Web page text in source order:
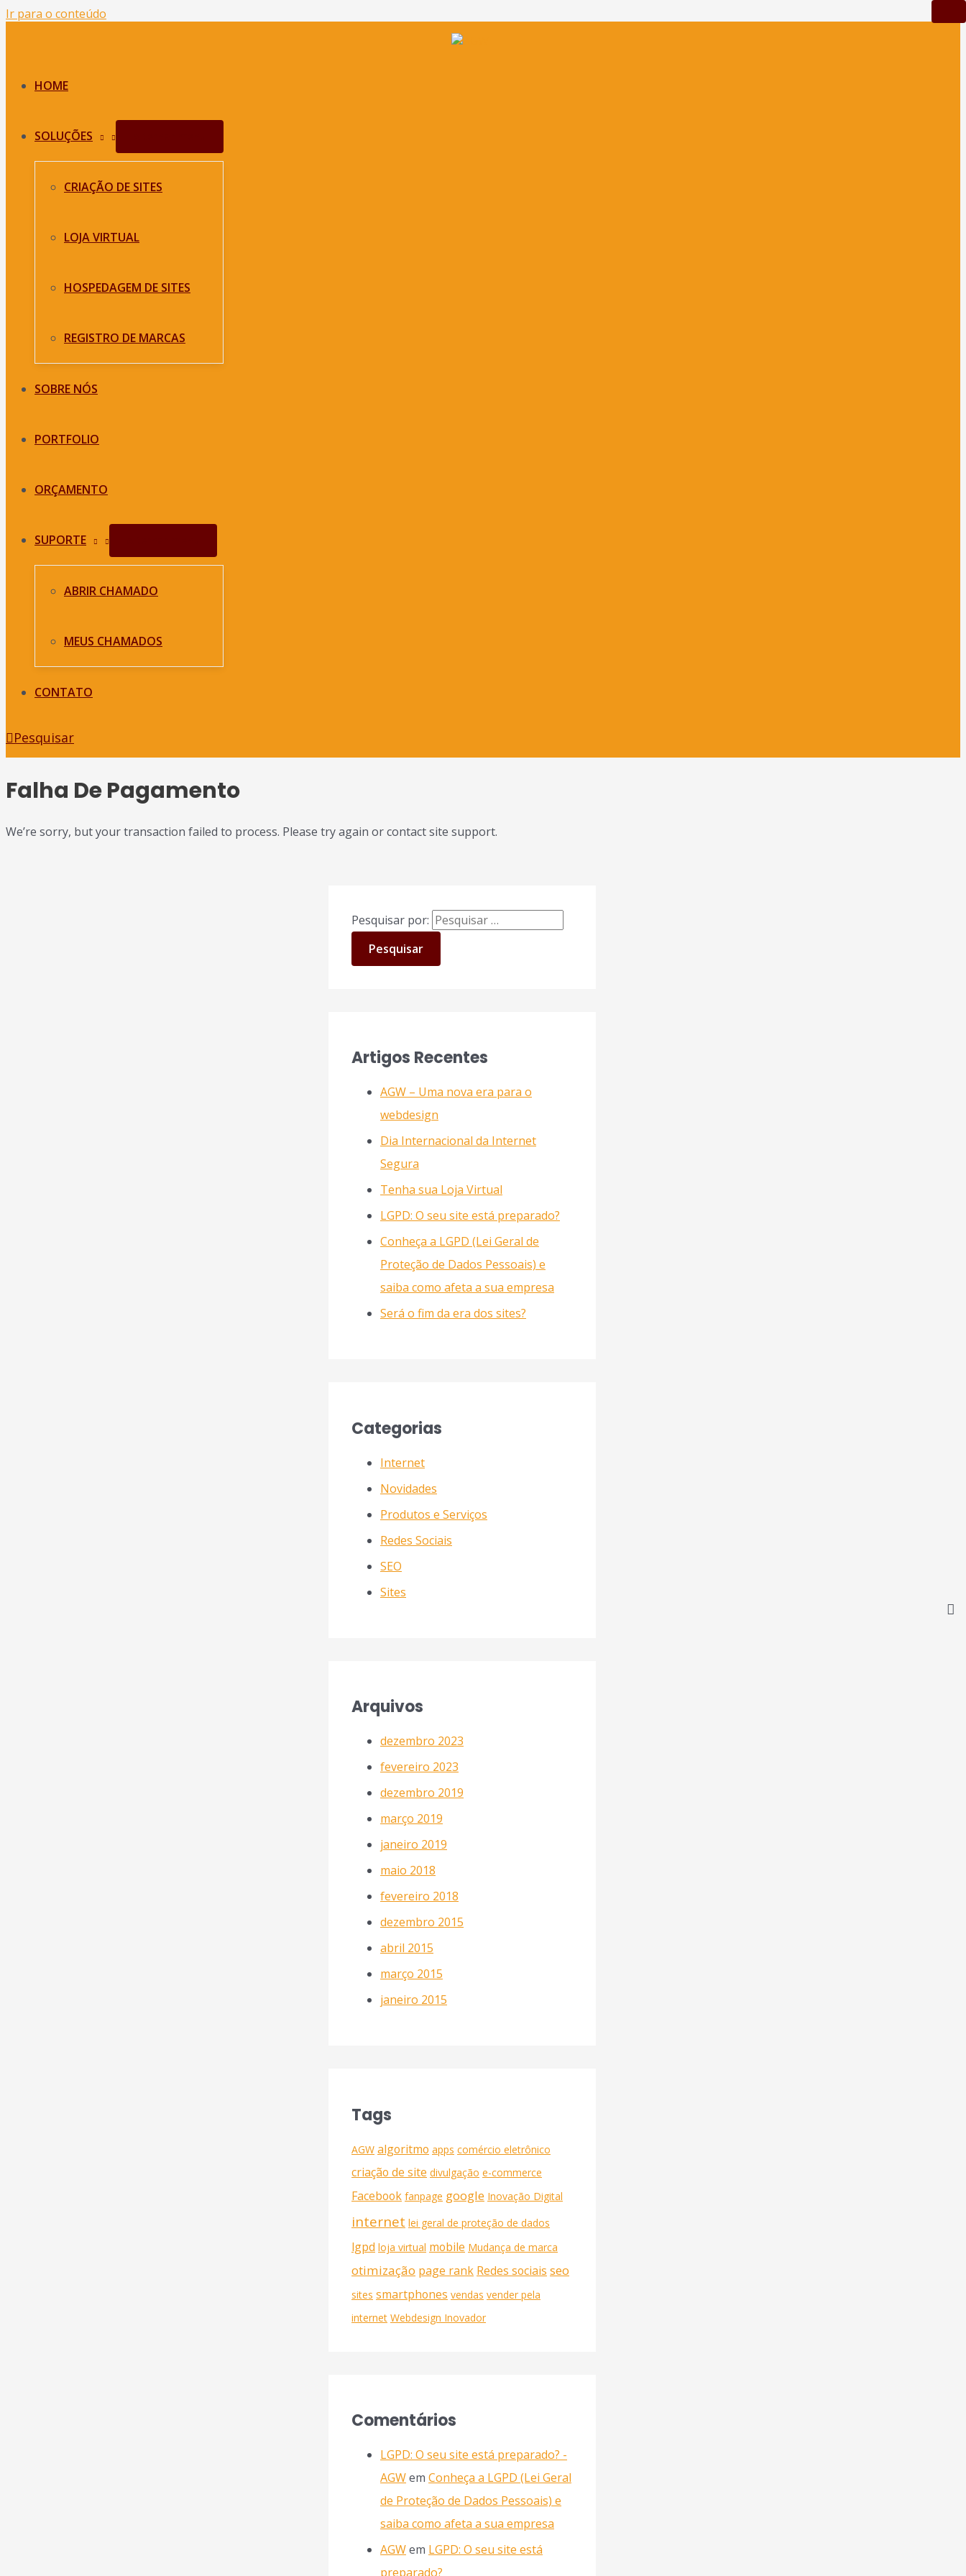
Ir para o conteúdo
HOME
SOLUÇÕES
CRIAÇÃO DE SITES
LOJA VIRTUAL
HOSPEDAGEM DE SITES
REGISTRO DE MARCAS
SOBRE NÓS
PORTFOLIO
ORÇAMENTO
SUPORTE
ABRIR CHAMADO
MEUS CHAMADOS
CONTATO
Pesquisar
Falha De Pagamento
We’re sorry, but your transaction failed to process. Please try again or contact site support.
Pesquisar por:
Artigos Recentes
AGW – Uma nova era para o
webdesign
Dia Internacional da Internet
Segura
Tenha sua Loja Virtual
LGPD: O seu site está preparado?
Conheça a LGPD (Lei Geral de
Proteção de Dados Pessoais) e
saiba como afeta a sua empresa
Será o fim da era dos sites?
Categorias
Internet
Novidades
Produtos e Serviços
Redes Sociais
SEO
Sites
Arquivos
dezembro 2023
fevereiro 2023
dezembro 2019
março 2019
janeiro 2019
maio 2018
fevereiro 2018
dezembro 2015
abril 2015
março 2015
janeiro 2015
Tags
AGW algoritmo apps comércio eletrônico
criação de site divulgação e-commerce
Facebook fanpage google Inovação Digital
internet lei geral de proteção de dados
lgpd loja virtual mobile Mudança de marca
otimização page rank Redes sociais seo
sites smartphones vendas vender pela
internet Webdesign Inovador
Comentários
LGPD: O seu site está preparado? -
AGWem Conheça a LGPD (Lei Geral
de Proteção de Dados Pessoais) e
saiba como afeta a sua empresa
AGWem LGPD: O seu site está
preparado?